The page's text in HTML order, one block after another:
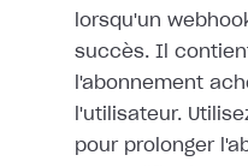
lorsqu'un
succès. Il
l'abonnement
l'utilisateur.
pour prolonger